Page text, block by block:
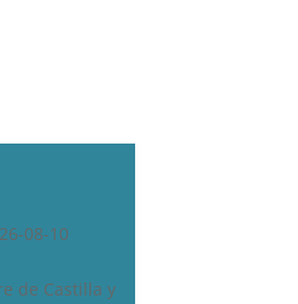
08-10
de Castilla y